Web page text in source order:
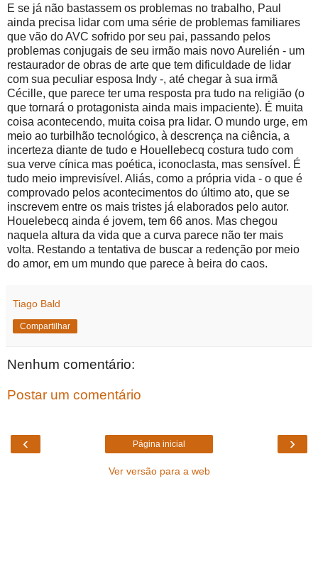
E se já não bastassem os problemas no trabalho, Paul
ainda precisa lidar com uma série de problemas familiares
que vão do AVC sofrido por seu pai, passando pelos
problemas conjugais de seu irmão mais novo Aurelién - um
restaurador de obras de arte que tem dificuldade de lidar
com sua peculiar esposa Indy -, até chegar à sua irmã
Cécille, que parece ter uma resposta pra tudo na religião (o
que tornará o protagonista ainda mais impaciente). É muita
coisa acontecendo, muita coisa pra lidar. O mundo urge, em
meio ao turbilhão tecnológico, à descrença na ciência, a
incerteza diante de tudo e Houellebecq costura tudo com
sua verve cínica mas poética, iconoclasta, mas sensível. É
tudo meio imprevisível. Aliás, como a própria vida - o que é
comprovado pelos acontecimentos do último ato, que se
inscrevem entre os mais tristes já elaborados pelo autor.
Houelebecq ainda é jovem, tem 66 anos. Mas chegou
naquela altura da vida que a curva parece não ter mais
volta. Restando a tentativa de buscar a redenção por meio
do amor, em um mundo que parece à beira do caos.
Tiago Bald
Compartilhar
Nenhum comentário:
Postar um comentário
‹ ›
Página inicial
Ver versão para a web